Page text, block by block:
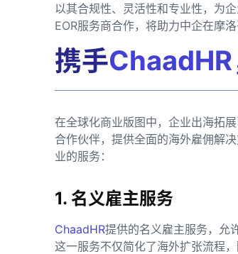
以其合规性、灵活性和专业性，为
EOR服务商合作，将助力中企在摩洛
携手ChaadHR
在全球化商业版图中，企业出海拓
合作伙伴，提供全面的海外雇佣解
业的服务：
1. 名义雇主服务
ChaadHR提供的名义雇主服务，允
这一服务不仅简化了海外扩张流程